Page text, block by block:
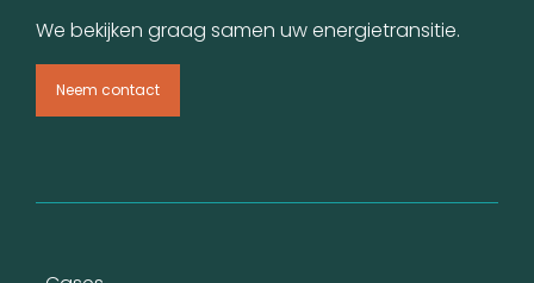
Voet
We bekijken graag samen uw energietransitie.
Neem contact